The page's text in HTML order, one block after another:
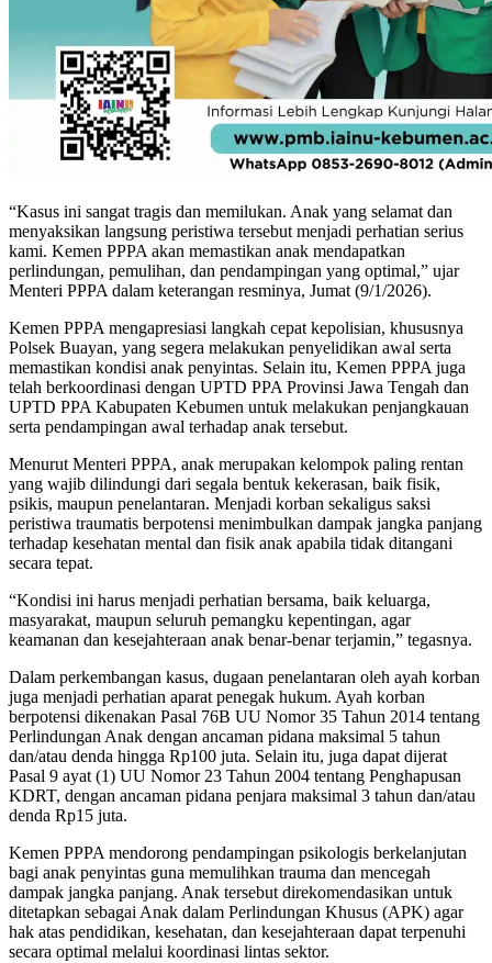
“Kasus ini sangat tragis dan memilukan. Anak yang selamat dan
menyaksikan langsung peristiwa tersebut menjadi perhatian serius
kami. Kemen PPPA akan memastikan anak mendapatkan
perlindungan, pemulihan, dan pendampingan yang optimal,” ujar
Menteri PPPA dalam keterangan resminya, Jumat (9/1/2026).
Kemen PPPA mengapresiasi langkah cepat kepolisian, khususnya
Polsek Buayan, yang segera melakukan penyelidikan awal serta
memastikan kondisi anak penyintas. Selain itu, Kemen PPPA juga
telah berkoordinasi dengan UPTD PPA Provinsi Jawa Tengah dan
UPTD PPA Kabupaten Kebumen untuk melakukan penjangkauan
serta pendampingan awal terhadap anak tersebut.
Menurut Menteri PPPA, anak merupakan kelompok paling rentan
yang wajib dilindungi dari segala bentuk kekerasan, baik fisik,
psikis, maupun penelantaran. Menjadi korban sekaligus saksi
peristiwa traumatis berpotensi menimbulkan dampak jangka panjang
terhadap kesehatan mental dan fisik anak apabila tidak ditangani
secara tepat.
“Kondisi ini harus menjadi perhatian bersama, baik keluarga,
masyarakat, maupun seluruh pemangku kepentingan, agar
keamanan dan kesejahteraan anak benar-benar terjamin,” tegasnya.
Dalam perkembangan kasus, dugaan penelantaran oleh ayah korban
juga menjadi perhatian aparat penegak hukum. Ayah korban
berpotensi dikenakan Pasal 76B UU Nomor 35 Tahun 2014 tentang
Perlindungan Anak dengan ancaman pidana maksimal 5 tahun
dan/atau denda hingga Rp100 juta. Selain itu, juga dapat dijerat
Pasal 9 ayat (1) UU Nomor 23 Tahun 2004 tentang Penghapusan
KDRT, dengan ancaman pidana penjara maksimal 3 tahun dan/atau
denda Rp15 juta.
Kemen PPPA mendorong pendampingan psikologis berkelanjutan
bagi anak penyintas guna memulihkan trauma dan mencegah
dampak jangka panjang. Anak tersebut direkomendasikan untuk
ditetapkan sebagai Anak dalam Perlindungan Khusus (APK) agar
hak atas pendidikan, kesehatan, dan kesejahteraan dapat terpenuhi
secara optimal melalui koordinasi lintas sektor.